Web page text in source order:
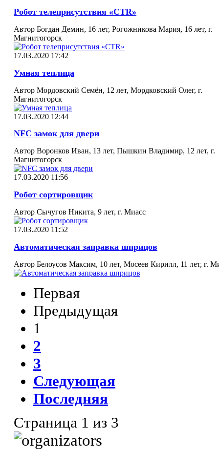
Робот телеприсутствия «CTR»
Автор Богдан Демин, 16 лет, Рогожникова Мария, 16 лет, г.
Магнитогорск
17.03.2020 17:42
Умная теплица
Автор Мордовский Семён, 12 лет, Мордковский Олег, г.
Магнитогорск
17.03.2020 12:44
NFC замок для двери
Автор Воронков Иван, 13 лет, Пышкин Владимир, 12 лет, г.
Магнитогорск
17.03.2020 11:56
Робот сортировщик
Автор Сычугов Никита, 9 лет, г. Миасс
17.03.2020 11:52
Автоматическая заправка шприцов
Автор Белоусов Максим, 10 лет, Мосеев Кирилл, 11 лет, г.
Первая
Предыдущая
1
2
3
Следующая
Последняя
Страница 1 из 3